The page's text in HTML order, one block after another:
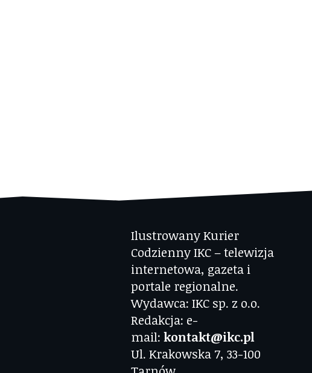
Ilustrowany Kurier
Codzienny IKC – telewizja
internetowa, gazeta i
portale regionalne.
Wydawca: IKC sp. z o.o.
Redakcja: e-
mail: kontakt@ikc.pl
Ul. Krakowska 7, 33-100